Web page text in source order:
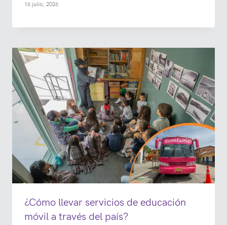
16 julio, 2026
¿Cómo llevar servicios de educación
móvil a través del país?